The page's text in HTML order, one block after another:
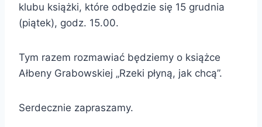
klubu książki, które odbędzie się 15 grudnia
(piątek), godz. 15.00.
Tym razem rozmawiać będziemy o książce
Ałbeny Grabowskiej „Rzeki płyną, jak chcą”.
Serdecznie zapraszamy.